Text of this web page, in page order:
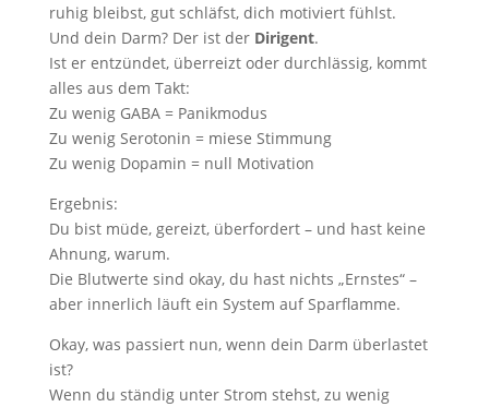
ruhig bleibst, gut schläfst, dich motiviert fühlst.
Und dein Darm? Der ist der Dirigent.
Ist er entzündet, überreizt oder durchlässig, kommt
alles aus dem Takt:
Zu wenig GABA = Panikmodus
Zu wenig Serotonin = miese Stimmung
Zu wenig Dopamin = null Motivation
Ergebnis:
Du bist müde, gereizt, überfordert – und hast keine
Ahnung, warum.
Die Blutwerte sind okay, du hast nichts „Ernstes“ –
aber innerlich läuft ein System auf Sparflamme.
Okay, was passiert nun, wenn dein Darm überlastet
ist?
Wenn du ständig unter Strom stehst, zu wenig